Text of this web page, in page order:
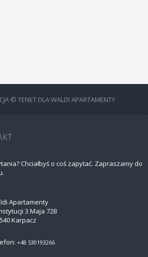
© TENET DLA WALDI APARTAMENTY
Chciałbyś o coś zapytać. Zapraszamy do
Apartamenty
3 Maja 72B
Karpacz
+48 530193266